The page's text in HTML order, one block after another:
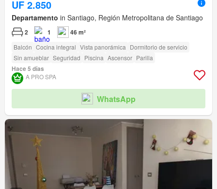
UF 2.850
Departamento in Santiago, Región Metropolitana de Santiago
2 1 46 m²
Balcón Cocina integral Vista panorámica Dormitorio de servicio
Sin amueblar Seguridad Piscina Ascensor Parilla
Hace 5 días
A PRO SPA
WhatsApp